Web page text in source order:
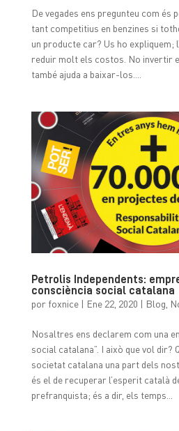
De vegades ens pregunteu com és
tant competitius en benzines si
un producte car? Us ho expliquem;
reduir molt els costos. No invertir
també ajuda a baixar-los....
Petrolis Independents:
consciència social catalana
por foxnice| Ene 22, 2020 | Blog
Nosaltres ens declarem com una
social catalana”. I això que vol dir?
societat catalana una part dels
és el de recuperar l’esperit català
prefranquista; és a dir, els temps...